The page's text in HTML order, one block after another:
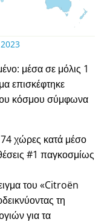
μέσα σε μόλις 1
επισκέφτηκε
κόσμου σύμφωνα
χώρες κατά μέσο
#1 παγκοσμίως
του
Citroën
τη
για τα